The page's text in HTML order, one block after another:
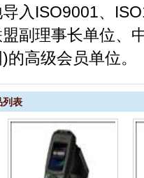
入ISO9001、
副理事长单位、
)的高级会员单位。
列表